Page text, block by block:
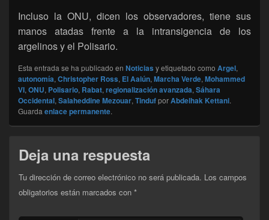
Incluso la ONU, dicen los observadores, tiene sus
manos atadas frente a la intransigencia de los
argelinos y el Polisario.
Esta entrada se ha publicado en Noticias y etiquetado como Argel,
autonomía, Christopher Ross, El Aaiún, Marcha Verde, Mohammed
VI, ONU, Polisario, Rabat, regionalización avanzada, Sáhara
Occidental, Salaheddine Mezouar, TindufporAbdelhak Kettani.
Guarda enlace permanente.
Deja una respuesta
Tu dirección de correo electrónico no será publicada. Los campos
obligatorios están marcados con *